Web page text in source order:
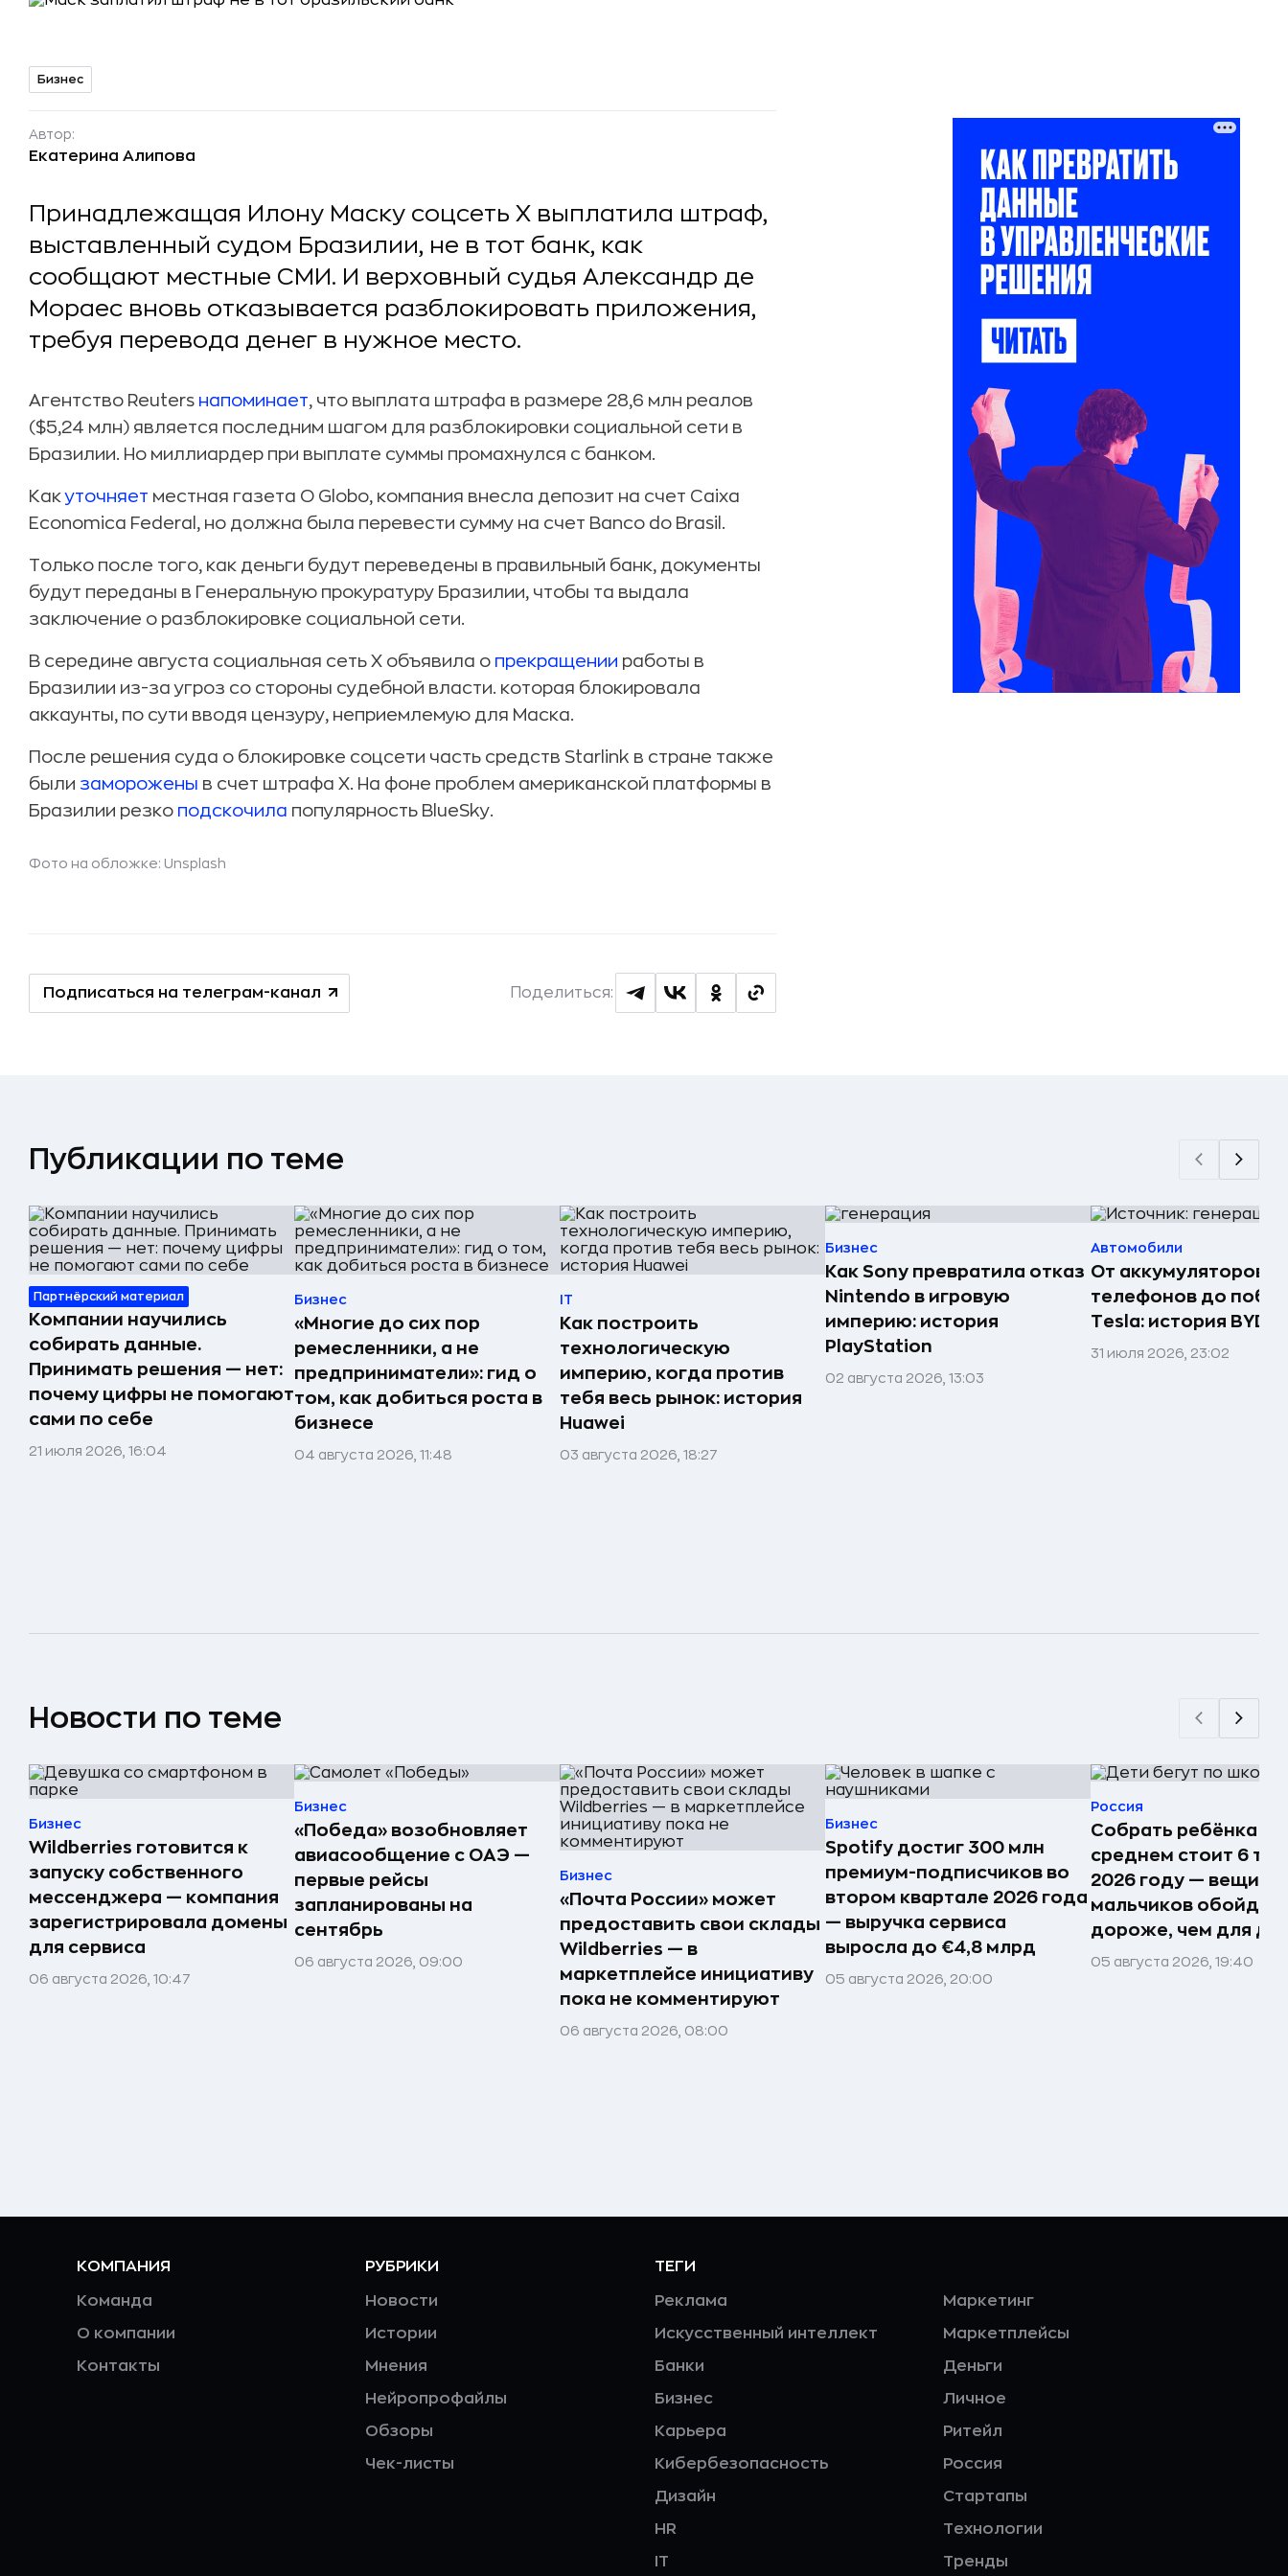
Бизнес
Автор:
Екатерина Алипова
Принадлежащая Илону Маску соцсеть X выплатила штраф,
выставленный судом Бразилии, не в тот банк, как
сообщают местные СМИ. И верховный судья Александр де
Мораес вновь отказывается разблокировать приложения,
требуя перевода денег в нужное место.
Агентство Reuters напоминает, что выплата штрафа в размере 28,6 млн реалов
($5,24 млн) является последним шагом для разблокировки социальной сети в
Бразилии. Но миллиардер при выплате суммы промахнулся с банком.
Какуточняет местная газета O Globo, компания внесла депозит на счет Caixa
Economica Federal, но должна была перевести сумму на счет Banco do Brasil.
Только после того, как деньги будут переведены в правильный банк, документы
будут переданы в Генеральную прокуратуру Бразилии, чтобы та выдала
заключение о разблокировке социальной сети.
В середине августа социальная сеть X объявила о прекращении работы в
Бразилии из-за угроз со стороны судебной власти. которая блокировала
аккаунты, по сути вводя цензуру, неприемлемую для Маска.
После решения суда о блокировке соцсети часть средств Starlink в стране также
были заморожены в счет штрафа X. На фоне проблем американской платформы в
Бразилии резко подскочила популярность BlueSky.
Фото на обложке: Unsplash
Подписаться на телеграм-канал Поделиться:
Публикации по теме
Партнёрский материал
Компании научились
собирать данные.
Принимать решения — нет:
почему цифры не помогают
сами по себе
21 июля 2026, 16:04
Бизнес
«Многие до сих пор
ремесленники, а не
предприниматели»: гид о
том, как добиться роста в
бизнесе
04 августа 2026, 11:48
IT
Как построить
технологическую
империю, когда против
тебя весь рынок: история
Huawei
03 августа 2026, 18:27
Бизнес
Как Sony превратила отказ
Nintendo в игровую
империю: история
PlayStation
02 августа 2026, 13:03
Автомобили
От аккумуляторов
телефонов до
Tesla: история BYD
31 июля 2026, 23:02
Новости по теме
Бизнес
Wildberries готовится к
запуску собственного
мессенджера — компания
зарегистрировала домены
для сервиса
06 августа 2026, 10:47
Бизнес
«Победа» возобновляет
авиасообщение с ОАЭ —
первые рейсы
запланированы на
сентябрь
06 августа 2026, 09:00
Бизнес
«Почта России» может
предоставить свои склады
Wildberries — в
маркетплейсе инициативу
пока не комментируют
06 августа 2026, 08:00
Бизнес
Spotify достиг 300 млн
премиум-подписчиков во
втором квартале 2026 года
— выручка сервиса
выросла до €4,8 млрд
05 августа 2026, 20:00
Россия
Собрать ребёнка в
среднем стоит 6
2026 году — вещи
мальчиков
дороже, чем для
05 августа 2026, 19:40
КОМПАНИЯ
Команда
О компании
Контакты
РУБРИКИ
Новости
Истории
Мнения
Нейропрофайлы
Обзоры
Чек-листы
ТЕГИ
Реклама
Искусственный интеллект
Банки
Бизнес
Карьера
Кибербезопасность
Дизайн
HR
IT
Маркетинг
Маркетплейсы
Деньги
Личное
Ритейл
Россия
Стартапы
Технологии
Тренды